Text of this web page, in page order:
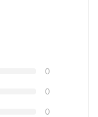
0
0
0